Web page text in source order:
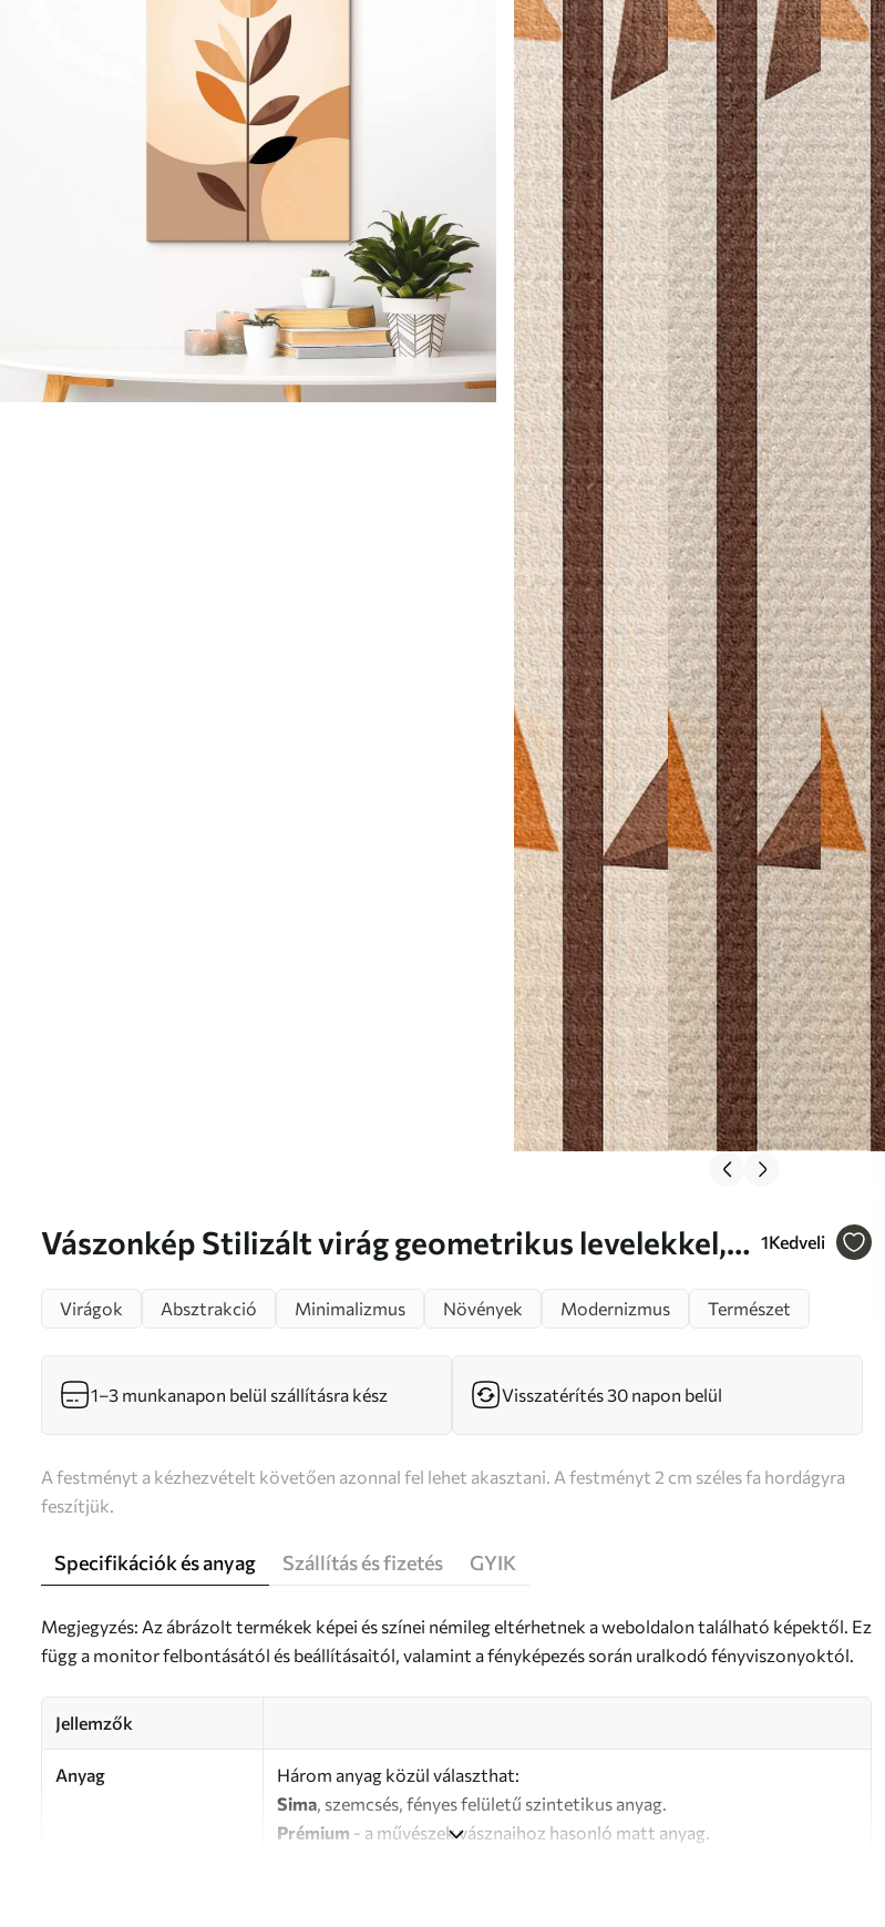
Vászonkép Stilizált virág geometrikus levelekkel,
1Kedveli
Virágok
Absztrakció Minimalizmus Növények Modernizmus Természet
1–3 munkanapon belül szállításra kész Visszatérítés 30 napon belül
A festményt a kézhezvételt követően azonnal fel lehet akasztani. A festményt 2 cm széles fa hordágyra
feszítjük.
Specifikációk és anyag Szállítás és fizetés GYIK
Megjegyzés: Az ábrázolt termékek képei és színei némileg eltérhetnek a weboldalon található képektől. Ez
függ a monitor felbontásától és beállításaitól, valamint a fényképezés során uralkodó fényviszonyoktól.
Jellemzők
Anyag
Három anyag közül választhat:
Sima, szemcsés, fényes felületű szintetikus anyag.
Prémium - a művészek vásznaihoz hasonló matt anyag.